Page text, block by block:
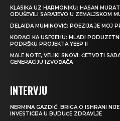
KLASIKA UZ HARMONIKU: HASAN
ODUŠEVILI SARAJEVO U ZEMALJSKOM
DELAIDA MUMINOVIĆ: POEZIJA JE MOJ
KORACI KA USPJEHU: MLADI
PODRŠKU PROJEKTA YEEP II
MALE NOTE, VELIKI SNOVI: ČETVRTI
GENERACIJU IZVOĐAČA
INTERVJU
NERMINA GAZDIĆ: BRIGA O ISHRANI
INVESTICIJA U BUDUĆE ZDRAVLJE